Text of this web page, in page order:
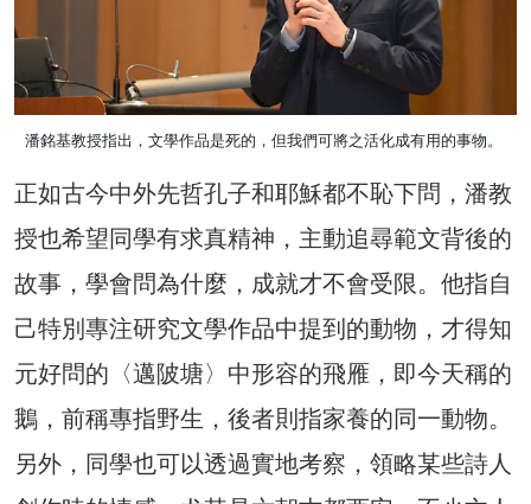
潘銘基教授指出，文學作品是死的，但我們可將之活化成有用的事物。
正如古今中外先哲孔子和耶穌都不恥下問，潘教
授也希望同學有求真精神，主動追尋範文背後的
故事，學會問為什麼，成就才不會受限。他指自
己特別專注研究文學作品中提到的動物，才得知
元好問的〈邁陂塘〉中形容的飛雁，即今天稱的
鵝，前稱專指野生，後者則指家養的同一動物。
另外，同學也可以透過實地考察，領略某些詩人